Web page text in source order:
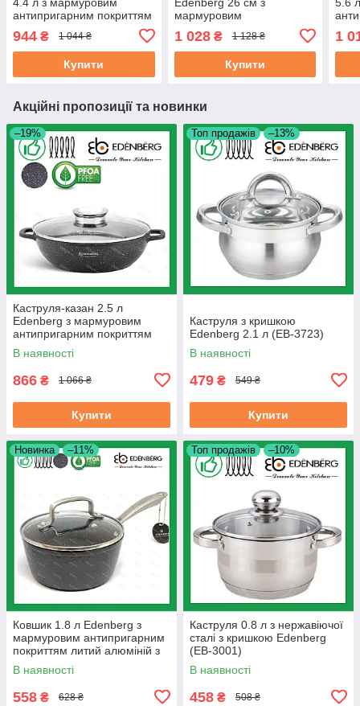
антипригарним покриттям
литий алюміній 24 см (EB-
8118)
944 ₴ 1 044 ₴
Купити
мармуровим
антипригарним покриттям
з литого алюмінію (EB-
8114)
1 028₴ 1 128 ₴
Купити
1
Акційні пропозиції та новинки
–19%
Каструля-казан 2.5 л
Edenberg з мармуровим
антипригарним покриттям
литий алюміній 24 см (EB-
8159)
В наявності
866 ₴ 1 066 ₴
Купити
Топ продажів –13%
Каструля з кришкою
Edenberg 2.1 л (EB-3723)
В наявності
479 ₴ 549 ₴
Купити
Новинка –11%
Ковшик 1.8 л Edenberg з
мармуровим антипригарним
покриттям литий алюміній з
кришкою 18 см (EB-3674)
В наявності
558 ₴ 628 ₴
Топ продажів –10%
Каструля 0.8 л з нержавіючої
сталі з кришкою Edenberg
(EB-3001)
В наявності
458 ₴ 508 ₴